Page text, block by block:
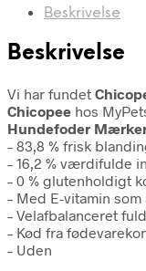
Beskrivelse
Beskrivelse
Vi har fundet
Chicopee hos
Hundefoder
– 83,8 % frisk
– 16,2 % værdifulde
– 0 % glutenholdigt
– Med E-vitamin
– Velafbalanceret
– Kød fra
– Uden